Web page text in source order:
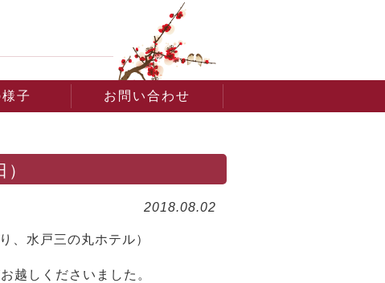
子 お問い合わせ
2018.08.02
、水戸三の丸ホテル）
越しくださいました。